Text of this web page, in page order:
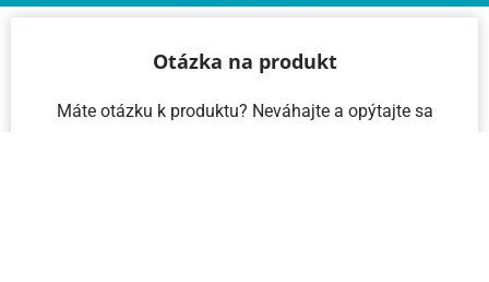
Otázka na produkt
Máte otázku k produktu? Neváhajte a opýtajte sa